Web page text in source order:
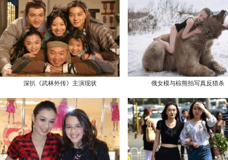
深扒《武林外传》主演现状 俄女模与棕熊拍写真反猎杀